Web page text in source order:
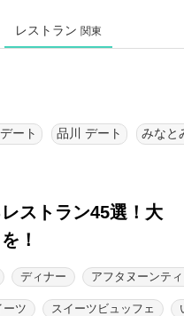
レストラン 関東
ート 品川 デート みなと
ストラン45選！ 大
！
ディナー アフタヌーンテ
ーツ スイーツビュッフェ